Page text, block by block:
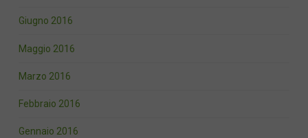
Giugno 2016
Maggio 2016
Marzo 2016
Febbraio 2016
Gennaio 2016